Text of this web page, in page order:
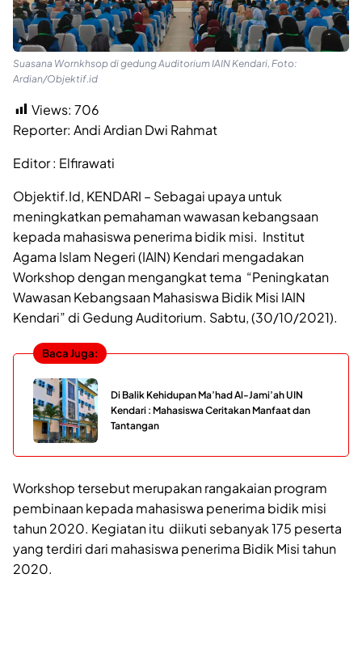
Suasana Wornkhsop di gedung Auditorium IAIN Kendari, Foto:
Ardian/Objektif.id
Views: 706
Reporter: Andi Ardian Dwi Rahmat
Editor : Elfirawati
Objektif.Id, KENDARI – Sebagai upaya untuk
meningkatkan pemahaman wawasan kebangsaan
kepada mahasiswa penerima bidik misi. Institut
Agama Islam Negeri (IAIN) Kendari mengadakan
Workshop dengan mengangkat tema “Peningkatan
Wawasan Kebangsaan Mahasiswa Bidik Misi IAIN
Kendari” di Gedung Auditorium. Sabtu, (30/10/2021).
Baca Juga:
Di Balik Kehidupan Ma’had Al-Jami’ah UIN
Kendari : Mahasiswa Ceritakan Manfaat dan
Tantangan
Workshop tersebut merupakan rangakaian program
pembinaan kepada mahasiswa penerima bidik misi
tahun 2020. Kegiatan itu diikuti sebanyak 175 peserta
yang terdiri dari mahasiswa penerima Bidik Misi tahun
2020.